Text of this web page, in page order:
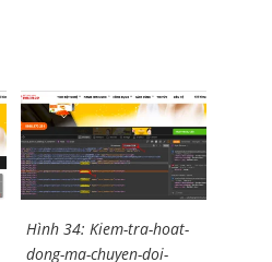
Hình 34: Kiem-tra-hoat-
dong-ma-chuyen-doi-